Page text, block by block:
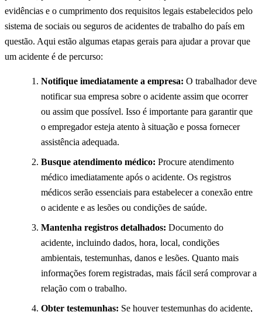
evidências e o cumprimento dos requisitos legais estabelecidos pelo
sistema de sociais ou seguros de acidentes de trabalho do país em
questão. Aqui estão algumas etapas gerais para ajudar a provar que
um acidente é de percurso:
Notifique imediatamente a empresa: O trabalhador deve
notificar sua empresa sobre o acidente assim que ocorrer
ou assim que possível. Isso é importante para garantir que
o empregador esteja atento à situação e possa fornecer
assistência adequada.
Busque atendimento médico: Procure atendimento
médico imediatamente após o acidente. Os registros
médicos serão essenciais para estabelecer a conexão entre
o acidente e as lesões ou condições de saúde.
Mantenha registros detalhados: Documento do
acidente, incluindo dados, hora, local, condições
ambientais, testemunhas, danos e lesões. Quanto mais
informações forem registradas, mais fácil será comprovar a
relação com o trabalho.
Obter testemunhas: Se houver testemunhas do acidente,